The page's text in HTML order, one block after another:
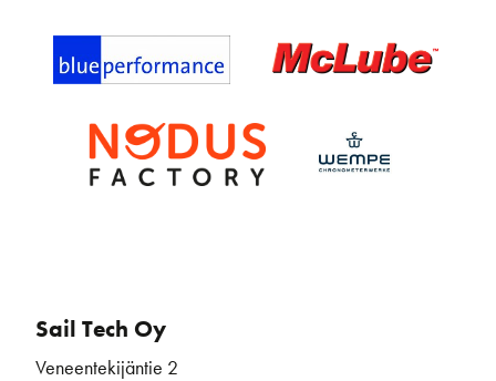
Sail Tech Oy
Veneentekijäntie 2